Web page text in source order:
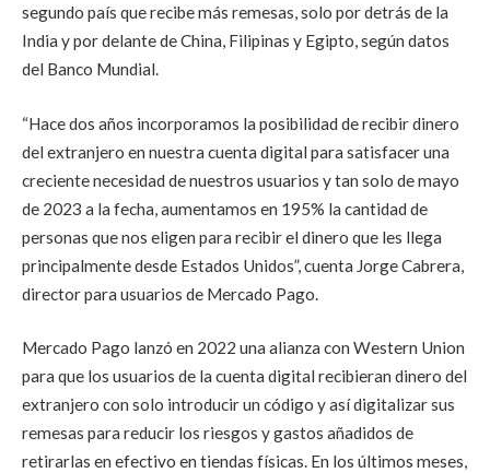
segundo país que recibe más remesas, solo por detrás de la
India y por delante de China, Filipinas y Egipto, según datos
del Banco Mundial.
“Hace dos años incorporamos la posibilidad de recibir dinero
del extranjero en nuestra cuenta digital para satisfacer una
creciente necesidad de nuestros usuarios y tan solo de mayo
de 2023 a la fecha, aumentamos en 195% la cantidad de
personas que nos eligen para recibir el dinero que les llega
principalmente desde Estados Unidos”, cuenta Jorge Cabrera,
director para usuarios de Mercado Pago.
Mercado Pago lanzó en 2022 una alianza con Western Union
para que los usuarios de la cuenta digital recibieran dinero del
extranjero con solo introducir un código y así digitalizar sus
remesas para reducir los riesgos y gastos añadidos de
retirarlas en efectivo en tiendas físicas. En los últimos meses,